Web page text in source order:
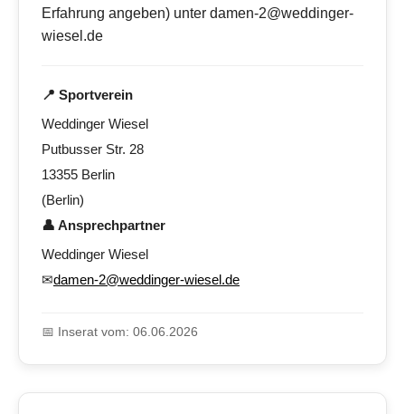
Erfahrung angeben) unter damen-2@weddinger-
wiesel.de
📍 Sportverein
Weddinger Wiesel
Putbusser Str. 28
13355 Berlin
(Berlin)
👤 Ansprechpartner
Weddinger Wiesel
✉damen-2@weddinger-wiesel.de
📅 Inserat vom: 06.06.2026